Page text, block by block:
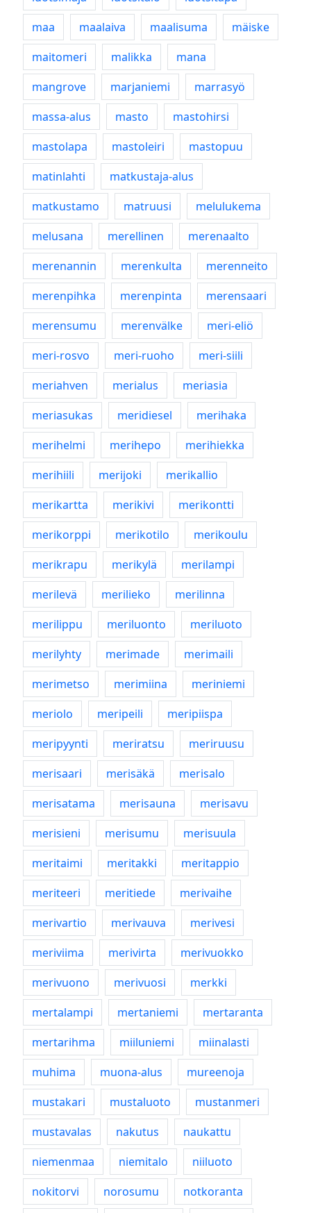
maa
maalaiva maalisuma
mäiske
maitomeri
malikka
mana
mangrove
marjaniemi
marrasyö
massa-alus
masto
mastohirsi
mastolapa
mastoleiri
mastopuu
matinlahti
matkustaja-alus
matkustamo
matruusi
melulukema
melusana
merellinen
merenaalto
merenannin
merenkulta
merenneito
merenpihka
merenpinta
merensaari
merensumu
merenvälke
meri-eliö
meri-rosvo
meri-ruoho
meri-siili
meriahven
merialus
meriasia
meriasukas
meridiesel
merihaka
merihelmi
merihepo
merihiekka
merihiili
merijoki
merikallio
merikartta
merikivi
merikontti
merikorppi
merikotilo
merikoulu
merikrapu
merikylä
merilampi
merilevä
merilieko
merilinna
merilippu
meriluonto
meriluoto
merilyhty
merimade
merimaili
merimetso
merimiina
meriniemi
meriolo
meripeili
meripiispa
meripyynti
meriratsu
meriruusu
merisaari
merisäkä
merisalo
merisatama
merisauna
merisavu
merisieni
merisumu
merisuula
meritaimi
meritakki
meritappio
meriteeri
meritiede
merivaihe
merivartio
merivauva
merivesi
meriviima
merivirta
merivuokko
merivuono
merivuosi
merkki
mertalampi
mertaniemi
mertaranta
mertarihma
miiluniemi
miinalasti
muhima
muona-alus
mureenoja
mustakari
mustaluoto
mustanmeri
mustavalas
nakutus
naukattu
niemenmaa
niemitalo
niiluoto
nokitorvi
norosumu
notkoranta